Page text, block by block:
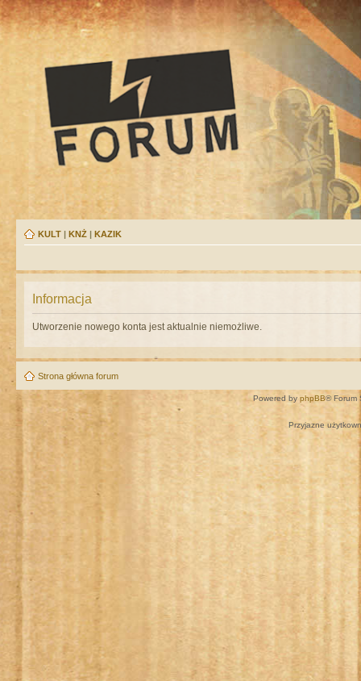
KULT | KNŻ | KAZIK
Informacja
Utworzenie nowego konta jest aktualnie niemożliwe.
Strona główna forum
Powered by phpBB® Forum
Przyjazne